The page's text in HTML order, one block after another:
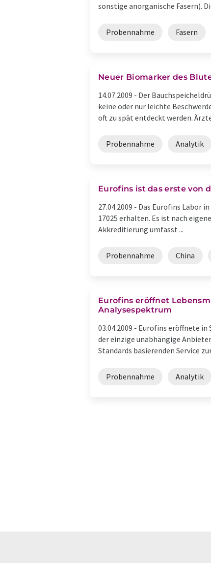
sonstige anorganische Fasern).
Probennahme Fasern
Neuer Biomarker des
14.07.2009 - Der
keine oder nur leichte
oft zu spät entdeckt werden.
Probennahme Analytik
Eurofins ist das erste von
27.04.2009 - Das Eurofins Labor
17025 erhalten. Es ist nach
Akkreditierung umfasst ...
Probennahme China
Eurofins eröffnet
Analysespektrum
03.04.2009 - Eurofins eröffnete in
der einzige unabhängige
Standards basierenden Service
Probennahme Analytik